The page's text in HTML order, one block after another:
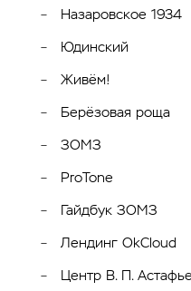
Назаровское 1934
Юдинский
Живём!
Берёзовая роща
ЗОМЗ
ProTone
Гайдбук ЗОМЗ
Лендинг OkCloud
Центр В. П.